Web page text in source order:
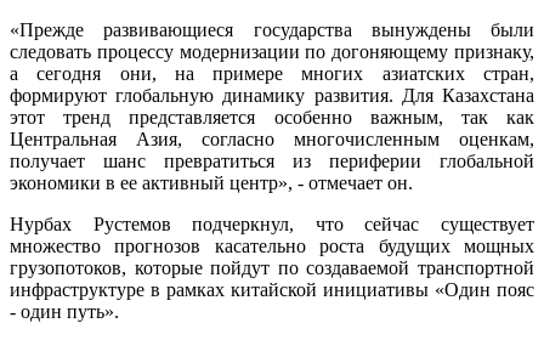
«Прежде развивающиеся государства вынуждены были
следовать процессу модернизации по догоняющему признаку,
а сегодня они, на примере многих азиатских стран,
формируют глобальную динамику развития. Для Казахстана
этот тренд представляется особенно важным, так как
Центральная Азия, согласно многочисленным оценкам,
получает шанс превратиться из периферии глобальной
экономики в ее активный центр», - отмечает он.
Нурбах Рустемов подчеркнул, что сейчас существует
множество прогнозов касательно роста будущих мощных
грузопотоков, которые пойдут по создаваемой транспортной
инфраструктуре в рамках китайской инициативы «Один пояс
- один путь».